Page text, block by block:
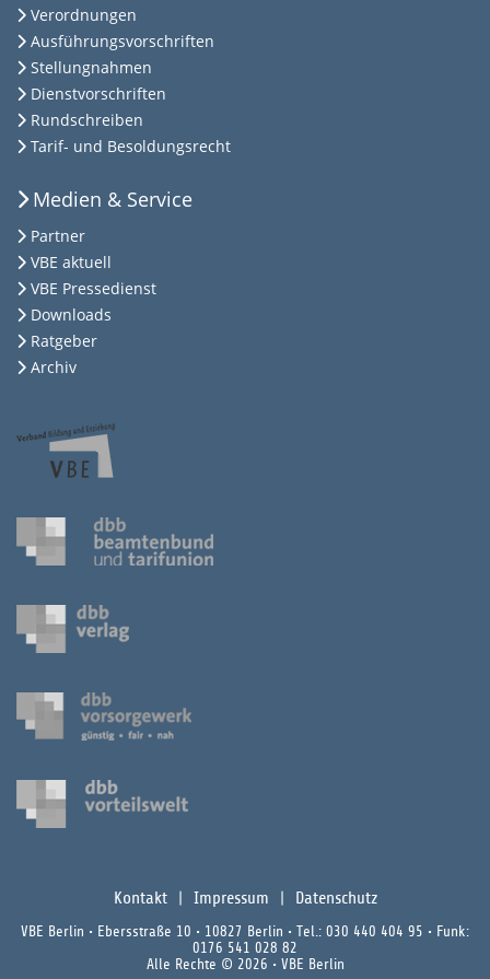
Verordnungen
Ausführungsvorschriften
Stellungnahmen
Dienstvorschriften
Rundschreiben
Tarif- und Besoldungsrecht
Medien & Service
Partner
VBE aktuell
VBE Pressedienst
Downloads
Ratgeber
Archiv
Kontakt Impressum Datenschutz
VBE Berlin • Ebersstraße 10 • 10827 Berlin • Tel.: 030 440 404 95 • Funk:
0176 541 028 82
Alle Rechte © 2026 • VBE Berlin